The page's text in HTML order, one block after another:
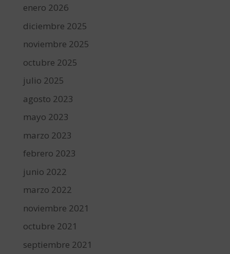
enero 2026
diciembre 2025
noviembre 2025
octubre 2025
julio 2025
agosto 2023
mayo 2023
marzo 2023
febrero 2023
junio 2022
marzo 2022
noviembre 2021
octubre 2021
septiembre 2021